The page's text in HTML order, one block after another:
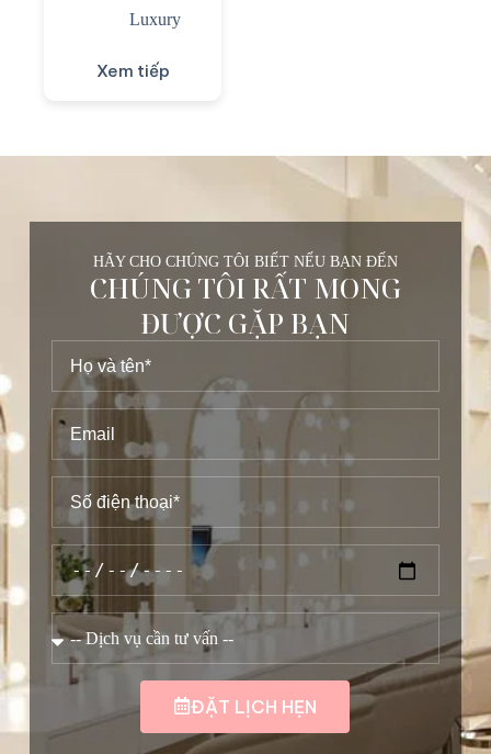
Luxury
Xem tiếp
HÃY CHO CHÚNG TÔI BIẾT NẾU BẠN ĐẾN
CHÚNG TÔI RẤT MONG
ĐƯỢC GẶP BẠN
ĐẶT LỊCH HẸN